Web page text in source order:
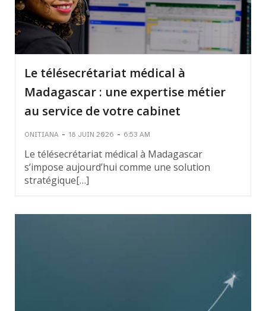
Le télésecrétariat médical à
Madagascar : une expertise métier
au service de votre cabinet
ONITIANA - 18 JUIN 2026 - 6:53 AM
Le télésecrétariat médical à Madagascar
s’impose aujourd’hui comme une solution
stratégique[…]